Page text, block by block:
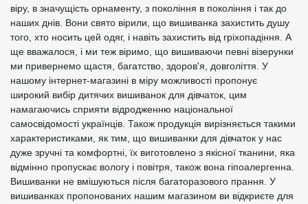
віру, в значущість орнаменту, з покоління в покоління і так до
наших днів. Вони свято вірили, що вишиванка захистить душу
того, хто носить цей одяг, і навіть захистить від гріхопадіння. А
ще вважалося, і ми теж віримо, що вишиваючи певні візерунки
ми привернемо щастя, багатство, здоров'я, довголіття. У
нашому інтернет-магазині в міру можливості пропонує
широкий вибір дитячих вишиванок для дівчаток, цим
намагаючись сприяти відродженню національної
самосвідомості українців. Також продукція вирізняється такими
характеристиками, як тим, що вишиванки для дівчаток у нас
дуже зручні та комфортні, їх виготовлено з якісної тканини, яка
відмінно пропускає вологу і повітря, також вона гіпоалергенна.
Вишиванки не вмішуються після багаторазового прання. У
вишиванках пропонованих нашим магазином ви відкриєте для